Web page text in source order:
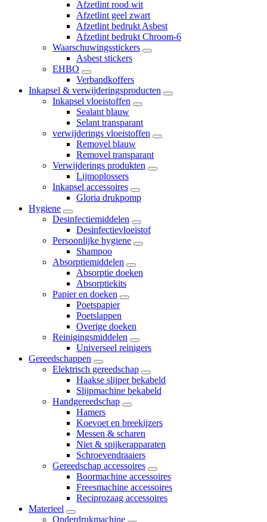
Afzetlint rood wit
Afzetlint geel zwart
Afzetlint bedrukt Asbest
Afzetlint bedrukt Chroom-6
Waarschuwingsstickers
Asbest stickers
EHBO
Verbandkoffers
Inkapsel & verwijderingsproducten
Inkapsel vloeistoffen
Sealant blauw
Selant transparant
verwijderings vloeistoffen
Removel blauw
Removel transparant
Verwijderings produkten
Lijmoplossers
Inkapsel accessoires
Gloria drukpomp
Hygiene
Desinfectiemiddelen
Desinfectievloeistof
Persoonlijke hygiene
Shampoo
Absorptiemiddelen
Absorptie doeken
Absorptiekits
Papier en doeken
Poetspapier
Poetslappen
Overige doeken
Reinigingsmiddelen
Universeel reinigers
Gereedschappen
Elektrisch gereedschap
Haakse slijper bekabeld
Slijpmachine bekabeld
Handgereedschap
Hamers
Koevoet en breekijzers
Messen & scharen
Niet & spijkerapparaten
Schroevendraaiers
Gereedschap accessoires
Boormachine accessoires
Freesmachine accessoires
Reciprozaag accessoires
Materieel
Onderdrukmachine